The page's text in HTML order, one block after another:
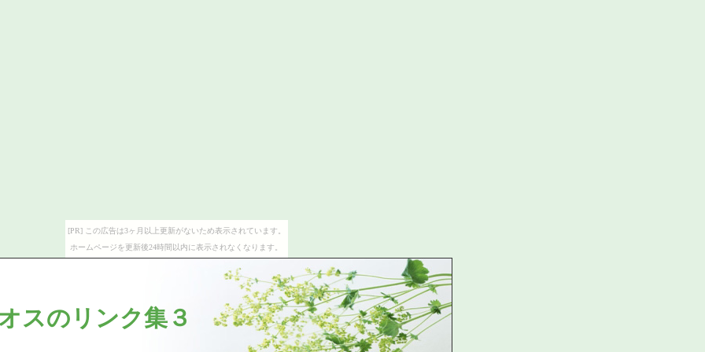
[PR] この広告は3ヶ月以上更新がないため表示されています。
ホームページを更新後24時間以内に表示されなくなります。
スのリンク集３